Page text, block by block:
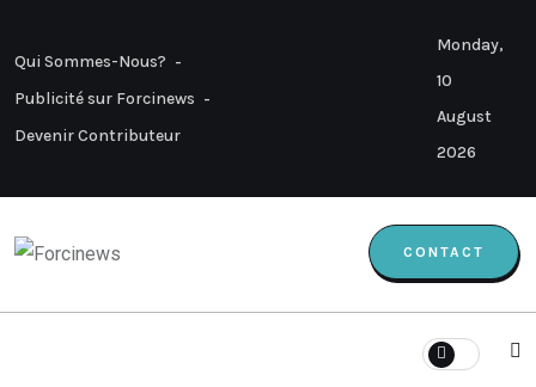
Qui Sommes-Nous?
Publicité sur Forcinews
Devenir Contributeur
Monday,
10
August
2026
CONTACT